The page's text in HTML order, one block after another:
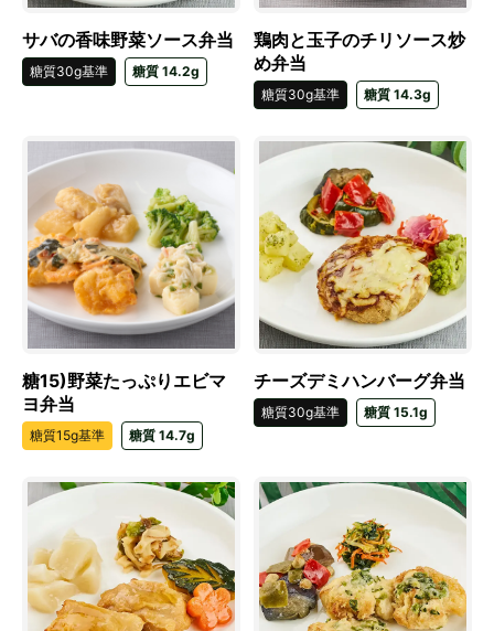
サバの香味野菜ソース弁当
糖質30g基準 糖質 14.2g
鶏肉と玉子のチリソース炒
め弁当
糖質30g基準 糖質 14.3g
糖15)野菜たっぷりエビマ
ヨ弁当
糖質15g基準 糖質 14.7g
チーズデミハンバーグ弁当
糖質30g基準 糖質 15.1g